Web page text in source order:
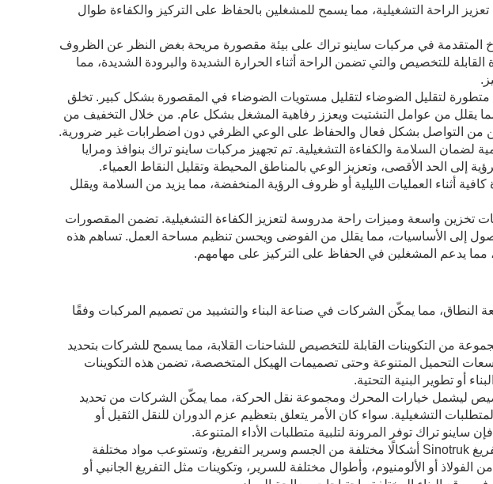
الراحة التشغيلية، مما يسمح للمشغلين بالحفاظ على التركيز والكفاءة طوال
المتقدمة في مركبات ساينو تراك على بيئة مقصورة مريحة بغض النظر عن الظروف
للتخصيص والتي تضمن الراحة أثناء الحرارة الشديدة والبرودة الشديدة، مما
متطورة لتقليل الضوضاء لتقليل مستويات الضوضاء في المقصورة بشكل كبير. تخلق
يقلل من عوامل التشتيت ويعزز رفاهية المشغل بشكل عام. من خلال التخفيف من
من التواصل بشكل فعال والحفاظ على الوعي الظرفي دون اضطرابات غير ضرورية.
لضمان السلامة والكفاءة التشغيلية. تم تجهيز مركبات ساينو تراك بنوافذ ومرايا
الحد الأقصى، وتعزيز الوعي بالمناطق المحيطة وتقليل النقاط العمياء.
أثناء العمليات الليلية أو ظروف الرؤية المنخفضة، مما يزيد من السلامة ويقلل
تخزين واسعة وميزات راحة مدروسة لتعزيز الكفاءة التشغيلية. تضمن المقصورات
إلى الأساسيات، مما يقلل من الفوضى ويحسن تنظيم مساحة العمل. تساهم هذه
مما يدعم المشغلين في الحفاظ على التركيز على مهامهم.
النطاق، مما يمكّن الشركات في صناعة البناء والتشييد من تصميم المركبات وفقًا
من التكوينات القابلة للتخصيص للشاحنات القلابة، مما يسمح للشركات بتحديد
التحميل المتنوعة وحتى تصميمات الهيكل المتخصصة، تضمن هذه التكوينات
أو تطوير البنية التحتية.
ليشمل خيارات المحرك ومجموعة نقل الحركة، مما يمكّن الشركات من تحديد
التشغيلية. سواء كان الأمر يتعلق بتعظيم عزم الدوران للنقل الثقيل أو
تراك توفر المرونة لتلبية متطلبات الأداء المتنوعة.
** اختلافات الجسم وسرير التفريغ **: تدعم شاحنات تفريغ Sinotruk أشكالًا مختلفة من الجسم وسرير التفريغ، وتستوعب مواد مختلفة
أو الألومنيوم، وأطوال مختلفة للسرير، وتكوينات مثل التفريغ الجانبي أو